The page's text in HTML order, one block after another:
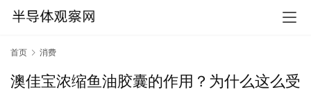
首页 消费
澳佳宝浓缩鱼油胶囊的作用？为什么这么受